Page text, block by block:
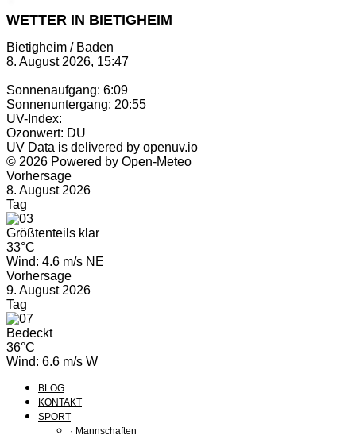
WETTER IN BIETIGHEIM
Bietigheim / Baden
8. August 2026, 15:47
Sonnenaufgang: 6:09
Sonnenuntergang: 20:55
UV-Index:
Ozonwert: DU
UV Data is delivered by openuv.io
© 2026 Powered by Open-Meteo
Vorhersage
8. August 2026
Tag
Größtenteils klar
33°C
Wind: 4.6 m/s NE
Vorhersage
9. August 2026
Tag
Bedeckt
36°C
Wind: 6.6 m/s W
BLOG
KONTAKT
SPORT
· Mannschaften